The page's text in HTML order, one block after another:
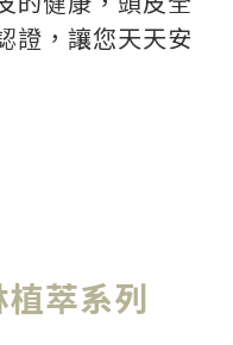
證，讓您天天安
萃系列